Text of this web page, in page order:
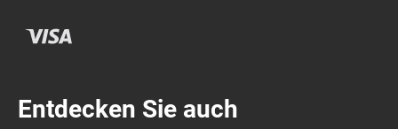
Entdecken Sie auch